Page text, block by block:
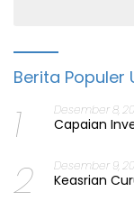
Berita Populer
1 Desember 8,
Capaian
2 Desember 9,
Keasrian